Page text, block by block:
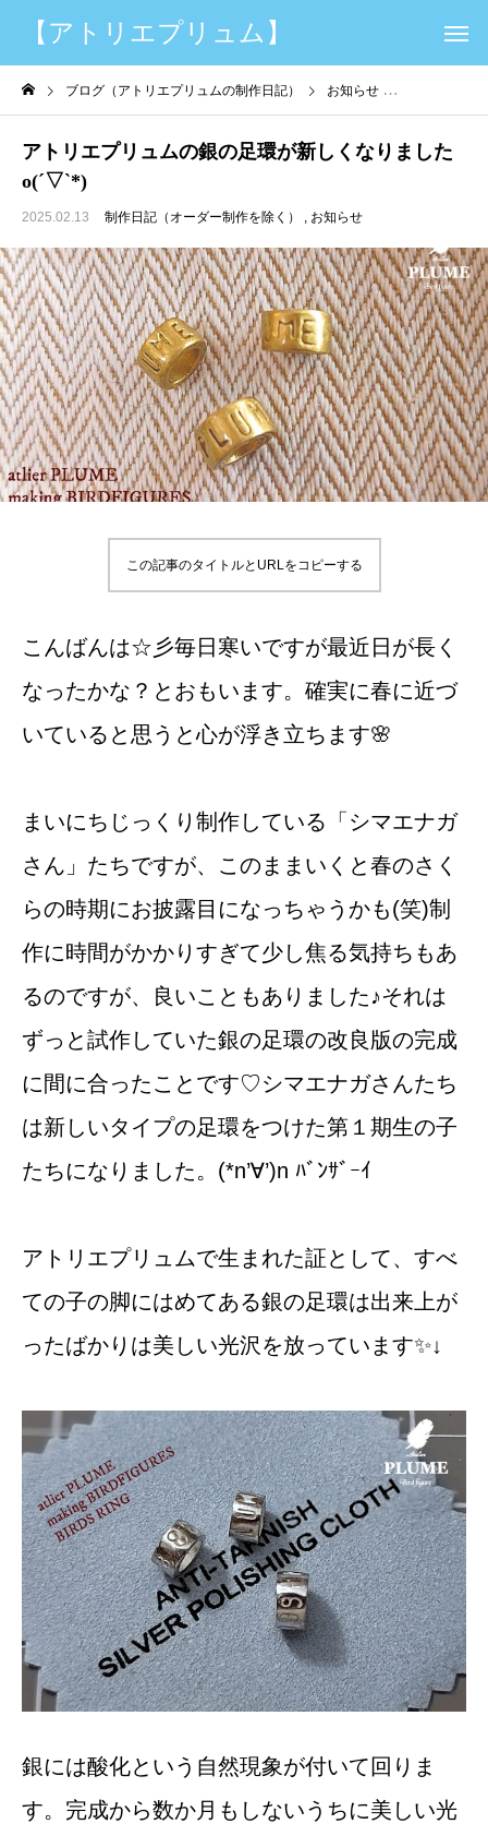
【アトリエプリュム】
ブログ（アトリエプリュムの制作日記） お知らせ 制作日記（オー
アトリエプリュムの銀の足環が新しくなりました
o(ˊ▽ˋ*)
2025.02.13 制作日記（オーダー制作を除く） お知らせ
この記事のタイトルとURLをコピーする
こんばんは☆彡毎日寒いですが最近日が長く
なったかな？とおもいます。確実に春に近づ
いていると思うと心が浮き立ちます🌸
まいにちじっくり制作している「シマエナガ
さん」たちですが、このままいくと春のさく
らの時期にお披露目になっちゃうかも(笑)制
作に時間がかかりすぎて少し焦る気持ちもあ
るのですが、良いこともありました♪それは
ずっと試作していた銀の足環の改良版の完成
に間に合ったことです♡シマエナガさんたち
は新しいタイプの足環をつけた第１期生の子
たちになりました。(*n’∀’)n ﾊﾞﾝｻﾞｰｲ
アトリエプリュムで生まれた証として、すべ
ての子の脚にはめてある銀の足環は出来上が
ったばかりは美しい光沢を放っています✨↓
銀には酸化という自然現象が付いて回りま
す。完成から数か月もしないうちに美しい光